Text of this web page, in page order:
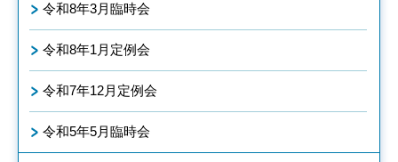
令和8年3月臨時会
令和8年1月定例会
令和7年12月定例会
令和5年5月臨時会